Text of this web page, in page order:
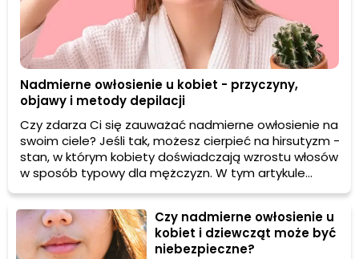
Nadmierne owłosienie u kobiet - przyczyny,
objawy i metody depilacji
Czy zdarza Ci się zauważać nadmierne owłosienie na
swoim ciele? Jeśli tak, możesz cierpieć na hirsutyzm -
stan, w którym kobiety doświadczają wzrostu włosów
w sposób typowy dla mężczyzn. W tym artykule
omówimy przyczyny, objawy i różne metody depilacji,
które mogą pomóc Ci w radzeniu sobie z tym
problemem.
Czy nadmierne owłosienie u
kobiet i dziewcząt może być
niebezpieczne?